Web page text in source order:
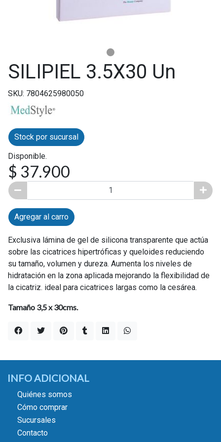
SILIPIEL 3.5X30 Un
SKU: 7804625980050
Stock por sucursal
Disponible.
$ 37.900
Agregar al carro
Exclusiva lámina de gel de silicona transparente que actúa
sobre las cicatrices hipertróficas y queloides reduciendo
su tamaño, volumen y dureza. Aumenta los niveles de
hidratación en la zona aplicada mejorando la flexibilidad de
la cicatriz. ideal para cicatrices largas como la cesárea.
Tamaño 3,5 x 30cms.
INFO ADICIONAL
Quiénes somos
Cómo comprar
Sucursales
Contacto